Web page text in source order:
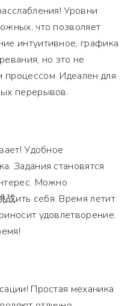
Уровни
что позволяет
интуитивное, графика
но это не
процессом. Идеален для
перерывов.
Удобное
Задания становятся
Можно
战ить себя. Время летит
удовлетворение.
Простая механика